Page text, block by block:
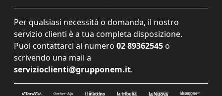
Per qualsiasi necessità o domanda, il nostro
servizio clienti è a tua completa disposizione.
Puoi contattarci al numero 02 89362545 o
scrivendo una mail a
servizioclienti@grupponem.it.